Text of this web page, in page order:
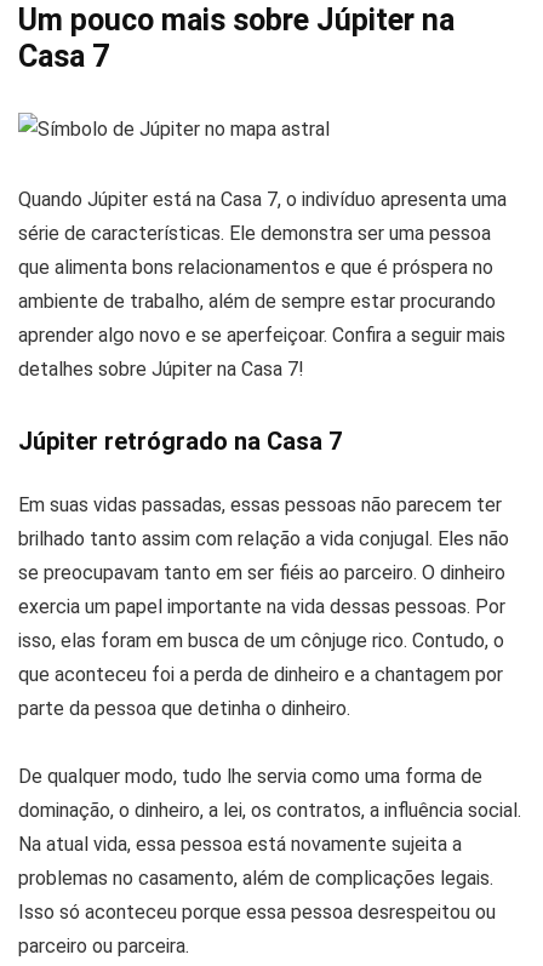
Um pouco mais sobre Júpiter na
Casa 7
Quando Júpiter está na Casa 7, o indivíduo apresenta uma
série de características. Ele demonstra ser uma pessoa
que alimenta bons relacionamentos e que é próspera no
ambiente de trabalho, além de sempre estar procurando
aprender algo novo e se aperfeiçoar. Confira a seguir mais
detalhes sobre Júpiter na Casa 7!
Júpiter retrógrado na Casa 7
Em suas vidas passadas, essas pessoas não parecem ter
brilhado tanto assim com relação a vida conjugal. Eles não
se preocupavam tanto em ser fiéis ao parceiro. O dinheiro
exercia um papel importante na vida dessas pessoas. Por
isso, elas foram em busca de um cônjuge rico. Contudo, o
que aconteceu foi a perda de dinheiro e a chantagem por
parte da pessoa que detinha o dinheiro.
De qualquer modo, tudo lhe servia como uma forma de
dominação, o dinheiro, a lei, os contratos, a influência social.
Na atual vida, essa pessoa está novamente sujeita a
problemas no casamento, além de complicações legais.
Isso só aconteceu porque essa pessoa desrespeitou ou
parceiro ou parceira.